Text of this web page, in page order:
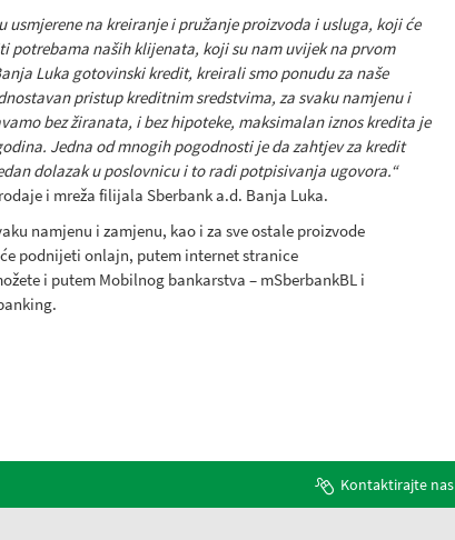
usmjerene na kreiranje i pružanje proizvoda i usluga, koji će
potrebama naših klijenata, koji su nam uvijek na prvom
Luka gotovinski kredit, kreirali smo ponudu za naše
pristup kreditnim sredstvima, za svaku namjenu i
bez žiranata, i bez hipoteke, maksimalan iznos kredita je
Jedna od mnogih pogodnosti je da zahtjev za kredit
dolazak u poslovnicu i to radi potpisivanja ugovora.“
i mreža filijala Sberbank a.d. Banja Luka.
namjenu i zamjenu, kao i za sve ostale proizvode
podnijeti onlajn, putem internet stranice
i putem Mobilnog bankarstva – mSberbankBL i
Kontaktirajte nas